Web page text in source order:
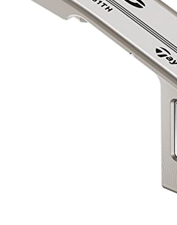
安定性を生むシャフトとグ
メリットとデメリットを理
33インチのパター長が与える
33インチパターの悩みとそ
テーラーメイドTPトラス
33インチ長のパターがも
TaylorMade STEPPED